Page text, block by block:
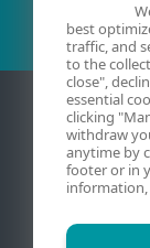
best
traffic, and
to the
close",
essential
clicking
withdraw
anytime by
footer or in
information,